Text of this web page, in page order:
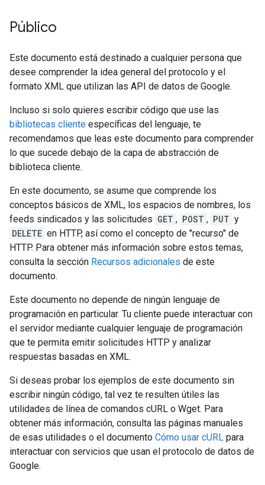
Público
Este documento está destinado a cualquier persona que
desee comprender la idea general del protocolo y el
formato XML que utilizan las API de datos de Google.
Incluso si solo quieres escribir código que use las
bibliotecas cliente específicas del lenguaje, te
recomendamos que leas este documento para comprender
lo que sucede debajo de la capa de abstracción de
biblioteca cliente.
En este documento, se asume que comprende los
conceptos básicos de XML, los espacios de nombres, los
feeds sindicados y las solicitudes GET , POST , PUT y
DELETE en HTTP, así como el concepto de "recurso" de
HTTP. Para obtener más información sobre estos temas,
consulta la sección Recursos adicionales de este
documento.
Este documento no depende de ningún lenguaje de
programación en particular. Tu cliente puede interactuar con
el servidor mediante cualquier lenguaje de programación
que te permita emitir solicitudes HTTP y analizar
respuestas basadas en XML.
Si deseas probar los ejemplos de este documento sin
escribir ningún código, tal vez te resulten útiles las
utilidades de línea de comandos cURL o Wget. Para
obtener más información, consulta las páginas manuales
de esas utilidades o el documento Cómo usar cURL para
interactuar con servicios que usan el protocolo de datos de
Google.